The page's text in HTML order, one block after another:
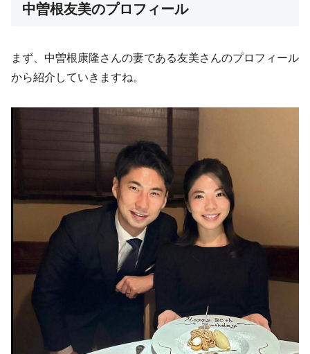
中曽根友美のプロフィール
まず、中曽根康隆さんの妻である友美さんのプロフィール
から紹介していきますね。